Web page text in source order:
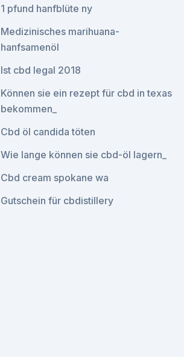
1 pfund hanfblüte ny
Medizinisches marihuana-
hanfsamenöl
Ist cbd legal 2018
Können sie ein rezept für cbd in texas
bekommen_
Cbd öl candida töten
Wie lange können sie cbd-öl lagern_
Cbd cream spokane wa
Gutschein für cbdistillery